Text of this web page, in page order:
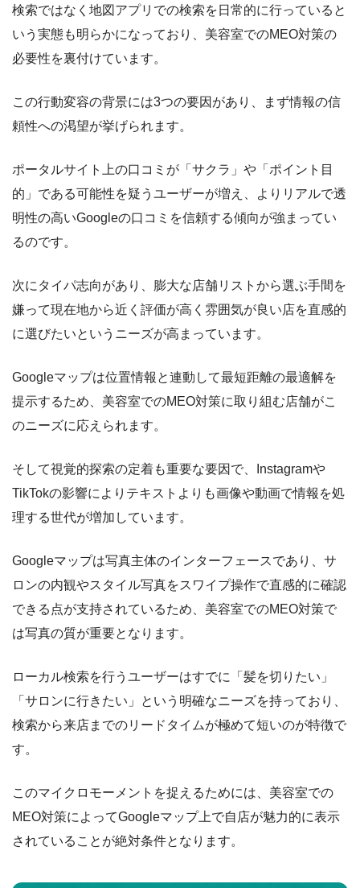
検索ではなく地図アプリでの検索を日常的に行っていると
いう実態も明らかになっており、美容室でのMEO対策の
必要性を裏付けています。
この行動変容の背景には3つの要因があり、まず情報の信
頼性への渇望が挙げられます。
ポータルサイト上の口コミが「サクラ」や「ポイント目
的」である可能性を疑うユーザーが増え、よりリアルで透
明性の高いGoogleの口コミを信頼する傾向が強まってい
るのです。
次にタイパ志向があり、膨大な店舗リストから選ぶ手間を
嫌って現在地から近く評価が高く雰囲気が良い店を直感的
に選びたいというニーズが高まっています。
Googleマップは位置情報と連動して最短距離の最適解を
提示するため、美容室でのMEO対策に取り組む店舗がこ
のニーズに応えられます。
そして視覚的探索の定着も重要な要因で、Instagramや
TikTokの影響によりテキストよりも画像や動画で情報を処
理する世代が増加しています。
Googleマップは写真主体のインターフェースであり、サ
ロンの内観やスタイル写真をスワイプ操作で直感的に確認
できる点が支持されているため、美容室でのMEO対策で
は写真の質が重要となります。
ローカル検索を行うユーザーはすでに「髪を切りたい」
「サロンに行きたい」という明確なニーズを持っており、
検索から来店までのリードタイムが極めて短いのが特徴で
す。
このマイクロモーメントを捉えるためには、美容室での
MEO対策によってGoogleマップ上で自店が魅力的に表示
されていることが絶対条件となります。